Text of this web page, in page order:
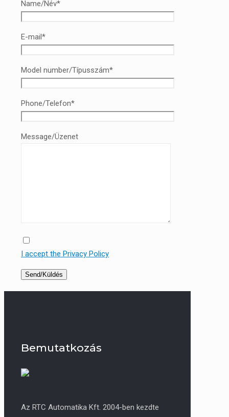
Name/Név*
E-mail*
Model number/Típusszám*
Phone/Telefon*
Message/Üzenet
I accept the Privacy Policy
Bemutatkozás
Az RTC Automatika Kft. 2004-ben kezdte